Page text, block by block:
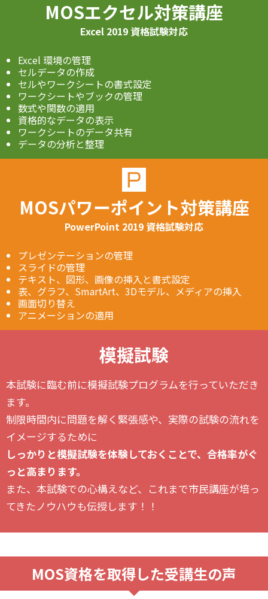
MOSエクセル対策講座
Excel 2019 資格試験対応
Excel 環境の管理
セルデータの作成
セルやワークシートの書式設定
ワークシートやブックの管理
数式や関数の適用
資格的なデータの表示
ワークシートのデータ共有
データの分析と整理
MOSパワーポイント対策講座
PowerPoint 2019 資格試験対応
プレゼンテーションの管理
スライドの管理
テキスト、図形、画像の挿入と書式設定
表、グラフ、SmartArt、3Dモデル、メディアの挿入
画面切り替え
アニメーションの適用
模擬試験
本試験に臨む前に模擬試験プログラムを行っていただき
ます。
制限時間内に問題を解く緊張感や、実際の試験の流れを
イメージするために
しっかりと模擬試験を体験しておくことで、合格率がぐ
っと高まります。
また、本試験での心構えなど、これまで市民講座が培っ
てきたノウハウも伝授します！！
MOS資格を取得した受講生の声